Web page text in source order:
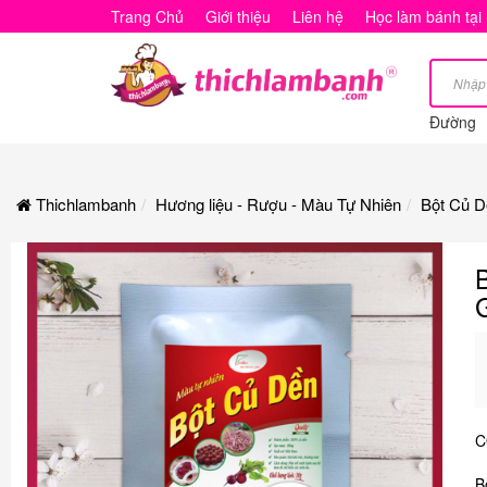
Bột
Bột
Tạo
Màu
Thực
Phẩm
Nhiên
Trang Chủ Giới thiệu Liên hệ Học làm bánh tại
Đường
Thichlambanh Hương liệu - Rượu - Màu Tự Nhiên Bột Củ